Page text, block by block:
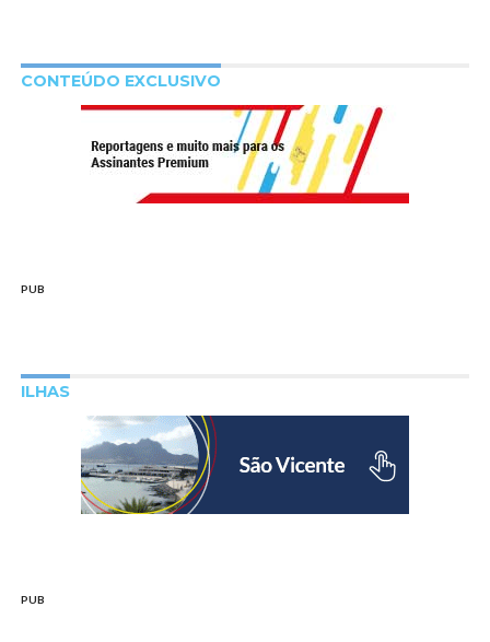
CONTEÚDO EXCLUSIVO
PUB
ILHAS
PUB